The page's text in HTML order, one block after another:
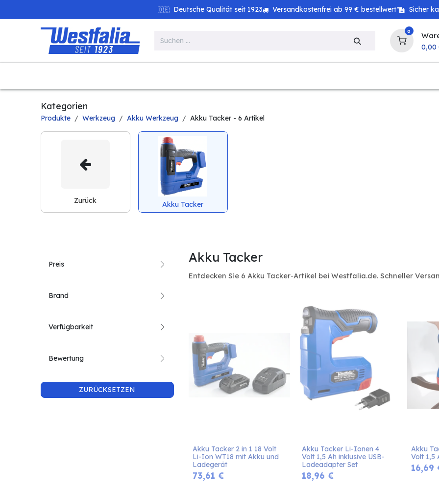
🇩🇪 Deutsche Qualität seit 1923 Versandkostenfrei ab 99 € bestellwert* Sicher
0
0,00
Kategorien
Produkte Werkzeug Akku Werkzeug Akku Tacker- 6 Artikel
Zurück Akku Tacker
Preis
Brand
Verfügbarkeit
Bewertung
ZURÜCKSETZEN
Akku Tacker
Entdecken Sie 6 Akku Tacker-Artikel bei Westfalia.de. Schneller
Akku Tacker 2 in 1 18 Volt
Li-Ion WT18 mit Akku und
Ladegerät
73,61 €
Akku Tacker Li-Ionen 4
Volt 1,5 Ah inklusive USB-
Ladeadapter Set
18,96 €
Akku
Volt 1,5
16,69